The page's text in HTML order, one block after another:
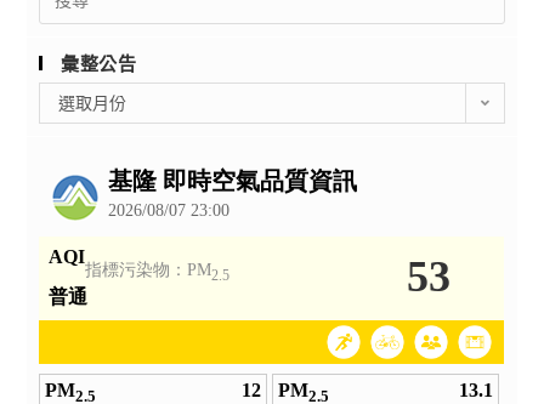
for:
彙整公告
整
選取月份